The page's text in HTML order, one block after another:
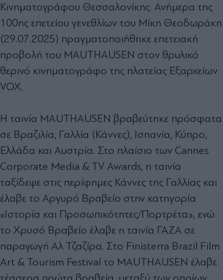
Κινηματογράφου Θεσσαλονίκης. Ανήμερα της
100ης επετείου γενεθλίων του Μίκη Θεοδωράκη
(29.07.2025) πραγματοποιήθηκε επετειακή
προβολή του MAUTHAUSEN στον θρυλικό
θερινό κινηματογράφο της πλατείας Εξαρχείων
VOX.
Η ταινία MAUTHAUSEN βραβεύτηκε πρόσφατα
σε Βραζιλία, Γαλλία (Κάννες), Ισπανία, Κύπρο,
Ελλάδα και Αυστρία. Στο πλαίσιο των Cannes
Corporate Media & TV Awards, η ταινία
ταξίδεψε στις περίφημες Κάννες της Γαλλίας και
έλαβε το Αργυρό Βραβείο στην κατηγορία
«Ιστορία και Προσωπικότητες/Πορτρέτα», ενώ
το Χρυσό Βραβείο έλαβε η ταινία ΓΑΖΑ σε
παραγωγή Αλ Τζαζίρα. Στο Finisterra Brazil Film
Art & Tourism Festival το MAUTHAUSEN έλαβε